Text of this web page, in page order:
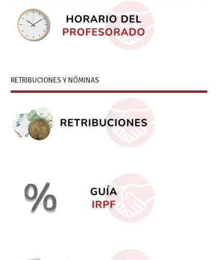
RETRIBUCIONES Y NÓMINAS